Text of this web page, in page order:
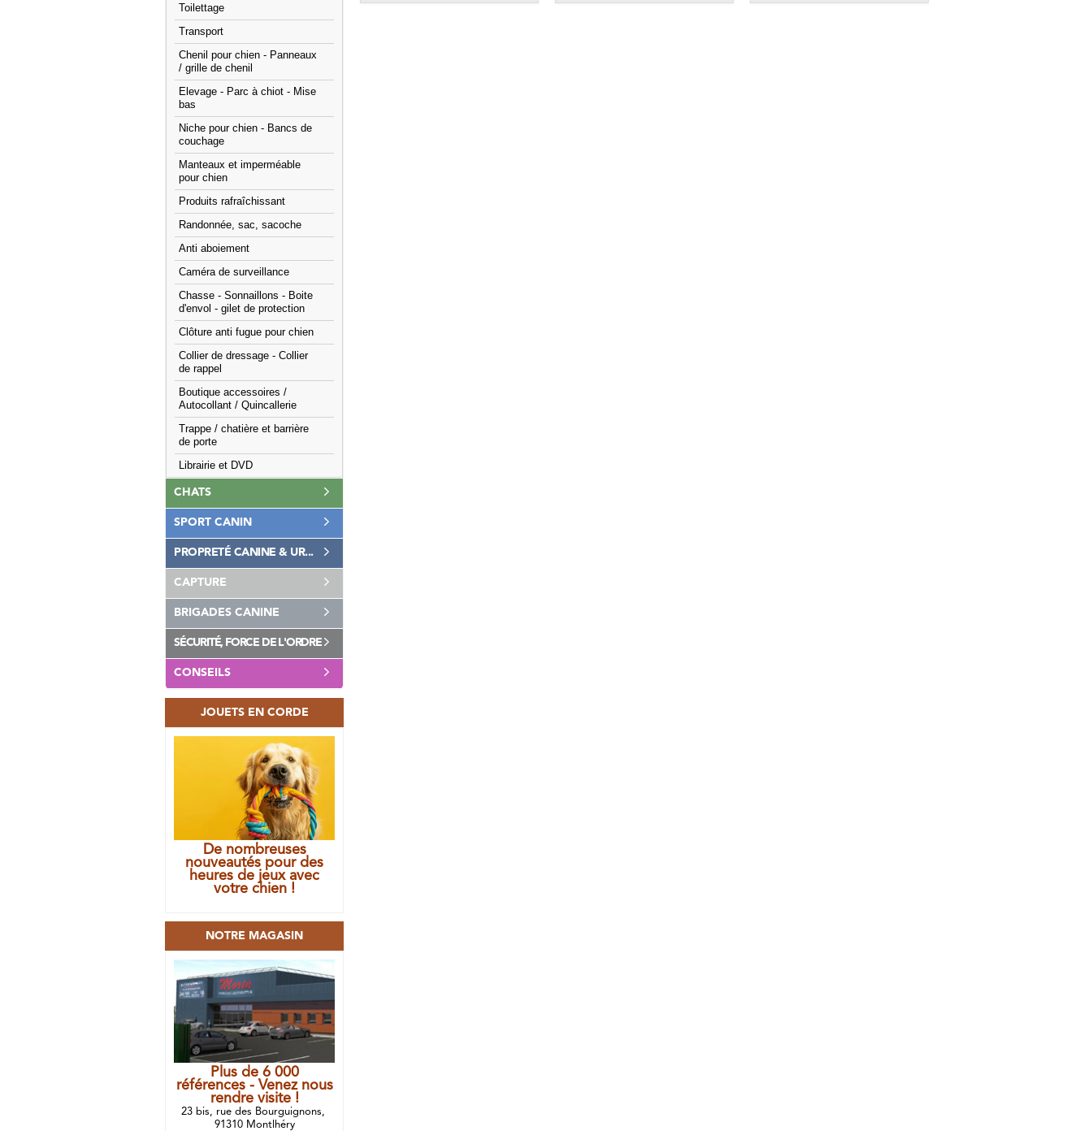
Toilettage
Transport
Chenil pour chien - Panneaux
/ grille de chenil
Elevage - Parc à chiot - Mise
bas
Niche pour chien - Bancs de
couchage
Manteaux et imperméable
pour chien
Produits rafraîchissant
Randonnée, sac, sacoche
Anti aboiement
Caméra de surveillance
Chasse - Sonnaillons - Boite
d'envol - gilet de protection
Clôture anti fugue pour chien
Collier de dressage - Collier
de rappel
Boutique accessoires /
Autocollant / Quincallerie
Trappe / chatière et barrière
de porte
Librairie et DVD
CHATS
SPORT CANIN
PROPRETÉ CANINE & UR...
CAPTURE
BRIGADES CANINE
SÉCURITÉ, FORCE DE L'ORDRE
CONSEILS
JOUETS EN CORDE
De nombreuses
nouveautés pour des
heures de jeux avec
votre chien !
NOTRE MAGASIN
Plus de 6 000
références - Venez nous
rendre visite !
23 bis, rue des Bourguignons,
91310 Montlhéry